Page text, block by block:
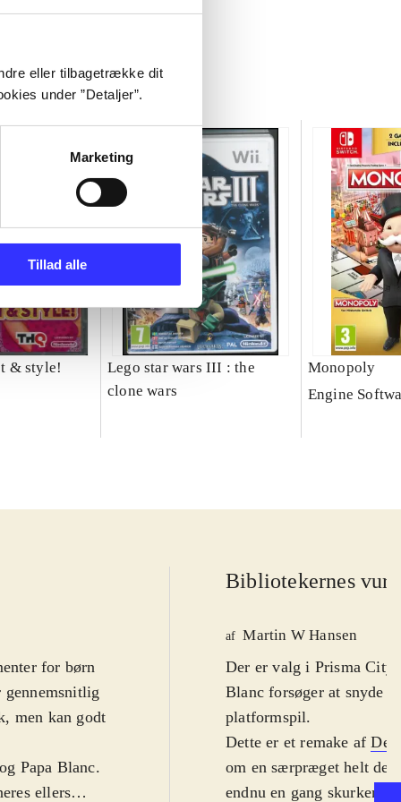
eller tilbagetrække dit
under ”Detaljer”.
Marketing
Tillad alle
& style!
Lego star wars III : the
clone wars
Monopoly
Engine
for børn
men kan godt
Papa Blanc.
ellers
Bibliotekernes
af Martin W Hansen
Der er valg i Prisma
Blanc forsøger at snyde
platformspil.
Dette er et remake afDe
om en særpræget helt der
endnu en gang skurken